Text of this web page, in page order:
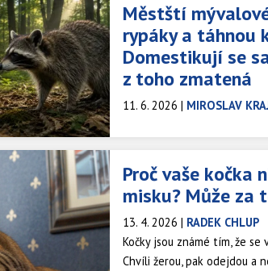
zejména psi a kočky, kteří s
kontakt.
Městští
rypáky a táhnou
Domestikují se
z toho zmatená
11. 6. 2026 | MIROSLAV
venkovských příbuzných.
domestikačního syndromu,
kterým prošly všechny
Jenže experti varují:
být dobrým mazlíčkem.
Proč vaše kočka
misku? Může za
13. 4. 2026 | RADEK CHLUP
Kočky jsou známé tím, že
Chvíli žerou, pak odejdou a